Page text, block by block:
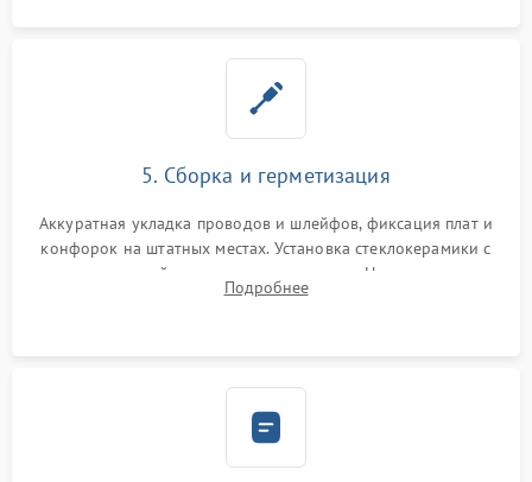
5. Сборка и герметизация
Аккуратная укладка проводов и шлейфов, фиксация плат и
конфорок на штатных местах. Установка стеклокерамики с
проверкой равномерности зазоров. Нанесение
термостойкого герметика или укладка уплотнительной
Подробнее